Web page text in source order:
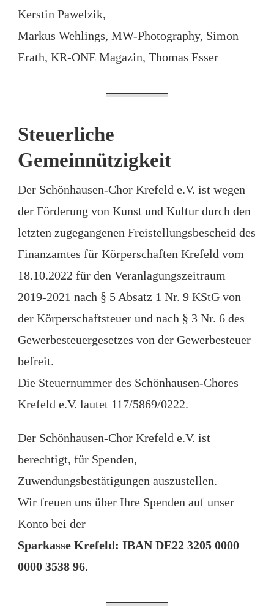
Kerstin Pawelzik,
Markus Wehlings, MW-Photography, Simon
Erath, KR-ONE Magazin, Thomas Esser
Steuerliche
Gemeinnützigkeit
Der Schönhausen-Chor Krefeld e.V. ist wegen
der Förderung von Kunst und Kultur durch den
letzten zugegangenen Freistellungsbescheid des
Finanzamtes für Körperschaften Krefeld vom
18.10.2022 für den Veranlagungszeitraum
2019-2021 nach § 5 Absatz 1 Nr. 9 KStG von
der Körperschaftsteuer und nach § 3 Nr. 6 des
Gewerbesteuergesetzes von der Gewerbesteuer
befreit.
Die Steuernummer des Schönhausen-Chores
Krefeld e.V. lautet 117/5869/0222.
Der Schönhausen-Chor Krefeld e.V. ist
berechtigt, für Spenden,
Zuwendungsbestätigungen auszustellen.
Wir freuen uns über Ihre Spenden auf unser
Konto bei der
Sparkasse Krefeld: IBAN DE22 3205 0000
0000 3538 96.